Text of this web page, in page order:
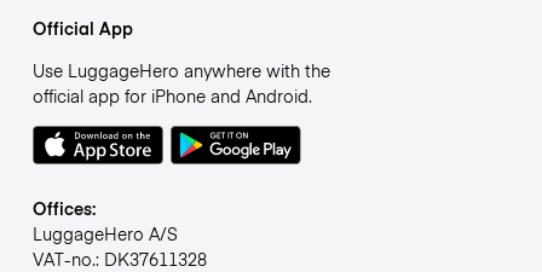
Official App
Use LuggageHero anywhere with the
official app for iPhone and Android.
Offices:
LuggageHero A/S
VAT-no.: DK37611328